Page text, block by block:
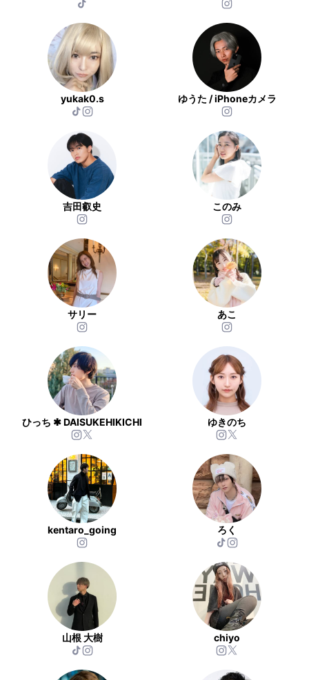
yukak0.s ゆうた / iPhoneカメラ
吉田叡史 このみ
サリー あこ
ひっち ✱ DAISUKEHIKICHI ゆきのち
kentaro_going ろく
山根 大樹 chiyo